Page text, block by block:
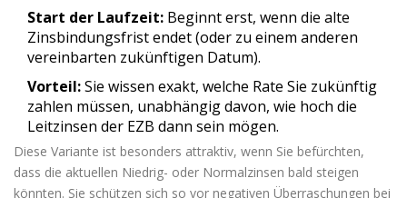
Start der Laufzeit: Beginnt erst, wenn die alte
Zinsbindungsfrist endet (oder zu einem anderen
vereinbarten zukünftigen Datum).
Vorteil:Sie wissen exakt, welche Rate Sie zukünftig
zahlen müssen, unabhängig davon, wie hoch die
Leitzinsen der EZB dann sein mögen.
Diese Variante ist besonders attraktiv, wenn Sie befürchten,
dass die aktuellen Niedrig- oder Normalzinsen bald steigen
könnten. Sie schützen sich so vor negativen Überraschungen bei